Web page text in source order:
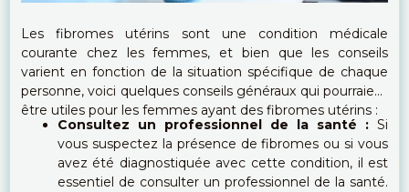
Les fibromes utérins sont une condition médicale
courante chez les femmes, et bien que les conseils
varient en fonction de la situation spécifique de chaque
personne, voici quelques conseils généraux qui pourraient
être utiles pour les femmes ayant des fibromes utérins :
Consultez un professionnel de la santé : Si
vous suspectez la présence de fibromes ou si vous
avez été diagnostiquée avec cette condition, il est
essentiel de consulter un professionnel de la santé.